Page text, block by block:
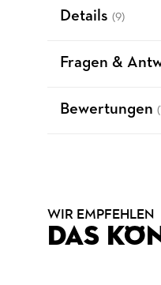
Details (9)
Fragen &
Bewertungen
WIR EMPFEHLEN
DAS